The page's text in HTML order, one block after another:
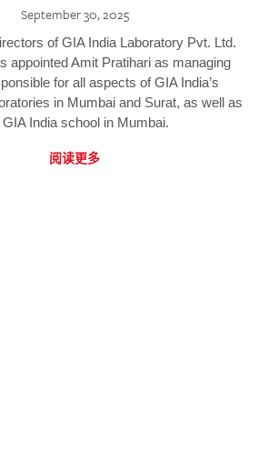
September 30, 2025
of GIA India Laboratory Pvt. Ltd.
appointed Amit Pratihari as managing
for all aspects of GIA India’s
in Mumbai and Surat, as well as
GIA India school in Mumbai.
阅读更多